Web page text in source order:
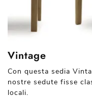
Vintage
Con questa sedia
nostre sedute fisse
locali.